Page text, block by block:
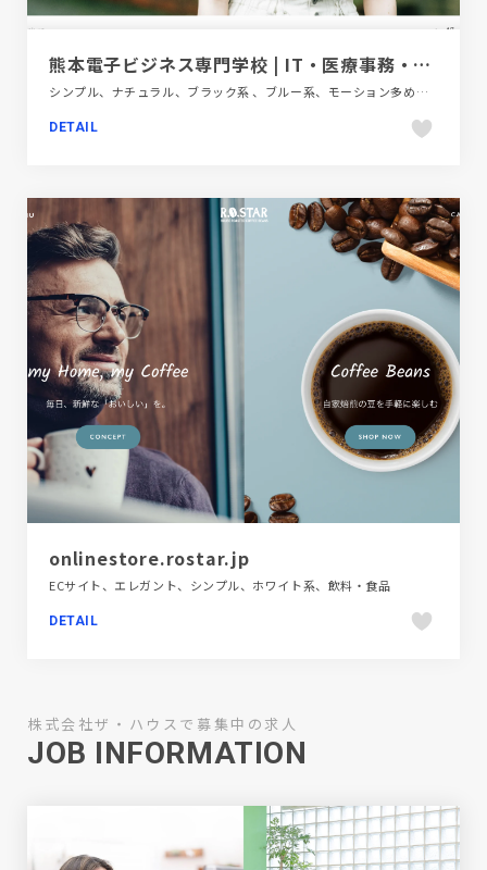
熊本電子ビジネス専門学校 | IT・医療事務・ビジネスを学ぶなら
シンプル、ナチュラル、ブラック系 、ブルー系、モーション多め、大きめ写真、教育・学校、施設・店舗サイト
DETAIL
onlinestore.rostar.jp
ECサイト、エレガント、シンプル、ホワイト系、飲料・食品
DETAIL
株式会社ザ・ハウスで募集中の求人
JOB INFORMATION